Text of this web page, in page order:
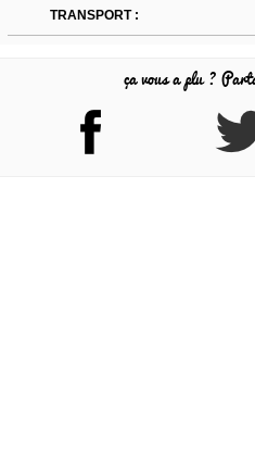
TRANSPORT :
ça vous a plu ?